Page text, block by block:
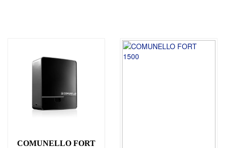
COMUNELLO FORT